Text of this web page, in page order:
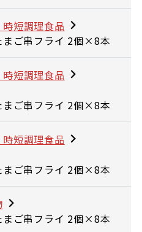
時短調理食品
まご串フライ 2個×8本
時短調理食品
まご串フライ 2個×8本
時短調理食品
まご串フライ 2個×8本
まご串フライ 2個×8本